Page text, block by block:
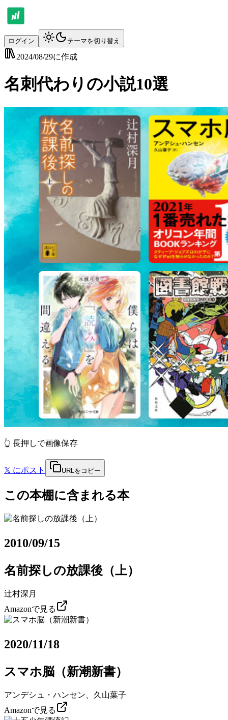
ログイン テーマを切り替え
2024/08/29に作成
名刺代わりの小説10選
👆 長押しで画像保存
𝕏 にポスト URLをコピー
この本棚に含まれる本
2010/09/15
名前探しの放課後（上）
辻村深月
Amazonで見る
2020/11/18
スマホ脳（新潮新書）
アンデシュ・ハンセン、久山葉子
Amazonで見る